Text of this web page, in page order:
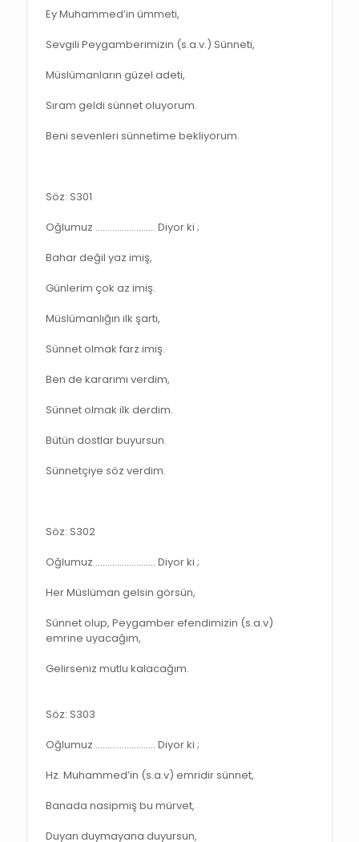
Ey Muhammed’in ümmeti,
Sevgili Peygamberimizin (s.a.v.) Sünneti,
Müslümanların güzel adeti,
Sıram geldi sünnet oluyorum.
Beni sevenleri sünnetime bekliyorum.
Söz: S301
Oğlumuz ……………………. Diyor ki ;
Bahar değil yaz imiş,
Günlerim çok az imiş.
Müslümanlığın ilk şartı,
Sünnet olmak farz imiş.
Ben de kararımı verdim,
Sünnet olmak ilk derdim.
Bütün dostlar buyursun.
Sünnetçiye söz verdim.
Söz: S302
Oğlumuz ……………………. Diyor ki ;
Her Müslüman gelsin görsün,
Sünnet olup, Peygamber efendimizin (s.a.v)
emrine uyacağım,
Gelirseniz mutlu kalacağım.
Söz: S303
Oğlumuz ……………………. Diyor ki ;
Hz. Muhammed’in (s.a.v) emridir sünnet,
Banada nasipmiş bu mürvet,
Duyan duymayana duyursun,